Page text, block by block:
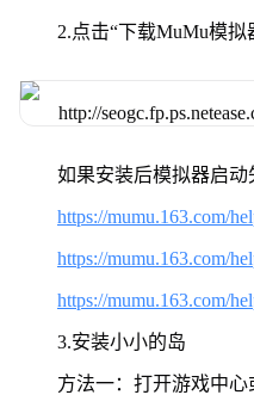
2.点击“下载MuMu模拟
如果安装后模拟器启
https://mumu.163.com/
https://mumu.163.com/
https://mumu.163.com/
3.安装小小的岛
方法一：打开游戏中心